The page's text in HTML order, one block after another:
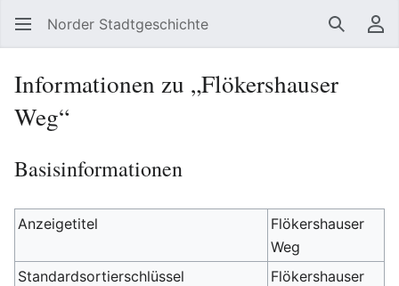
Norder Stadtgeschichte Suchen
Informationen zu „Flökershauser
Weg“
Basisinformationen
Anzeigetitel
Flökershauser
Weg
Standardsortierschlüssel
Flökershauser